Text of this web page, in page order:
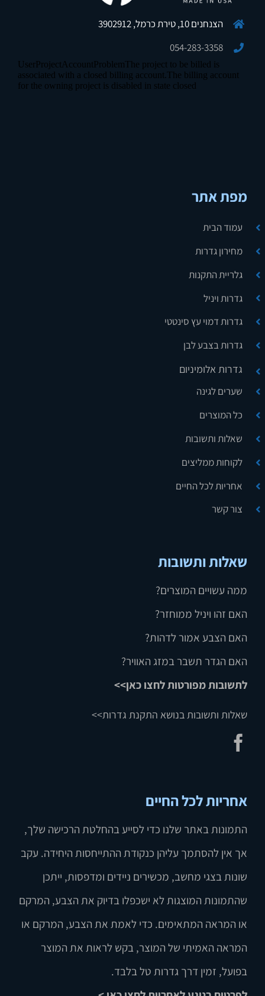
הצנחנים 10, טירת כרמל, 3902912
054-283-3358
מפת אתר
עמוד הבית
מחירון גדרות
גלריית התקנות
גדרות ויניל
גדרות דמוי עץ סינטטי
גדרות בצבע לבן
גדרות אלומיניום
שערים לגינה
כל המוצרים
שאלות ותשובות
לקוחות ממליצים
אחריות לכל החיים
צור קשר
שאלות ותשובות
ממה עשויים המוצרים?
האם זהו ויניל ממוחזר?
האם הצבע אמור לדהות?
האם הגדר תשבר במזג האוויר?
לתשובות מפורטות לחצו כאן>>
שאלות ותשובות בנושא התקנת גדרות>>
אחריות לכל החיים
התמונות באתר שלנו כדי לסייע בהחלטת הרכישה שלך,
אך אין להסתמך עליהן כנקודת ההתייחסות היחידה. עקב
שונות בצגי מחשב, מכשירים ניידים ומדפסות, ייתכן
שהתמונות המוצגות לא ישכפלו בדיוק את הצבע, המרקם
או המראה המתאימים. כדי לאמת את הצבע, המרקם או
המראה האמיתי של המוצר, בקש לראות את המוצר
בפועל, זמין דרך גדרות טל בלבד.